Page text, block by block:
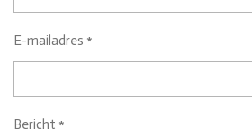
E-mailadres *
Bericht *